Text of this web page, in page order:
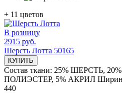
+ 11 цветов
В розницу
2915 руб.
Шерсть Лотта 50165
КУПИТЬ
Состав ткани: 25% ШЕРСТЬ,
ПОЛИЭСТЕР, 5% АКРИЛ
440